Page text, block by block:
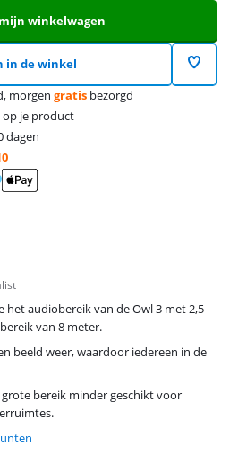
winkelwagen
in de winkel
morgen gratis bezorgd
op je product
dagen
het audiobereik van de Owl 3 met 2,5
van 8 meter.
beeld weer, waardoor iedereen in de
bereik minder geschikt voor